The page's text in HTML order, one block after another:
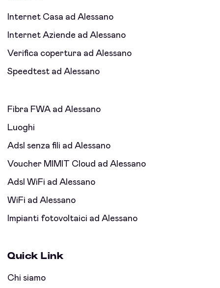
Internet Casa ad Alessano
Internet Aziende ad Alessano
Verifica copertura ad Alessano
Speedtest ad Alessano
Fibra FWA ad Alessano
Luoghi
Adsl senza fili ad Alessano
Voucher MIMIT Cloud ad Alessano
Adsl WiFi ad Alessano
WiFi ad Alessano
Impianti fotovoltaici ad Alessano
Quick Link
Chi siamo